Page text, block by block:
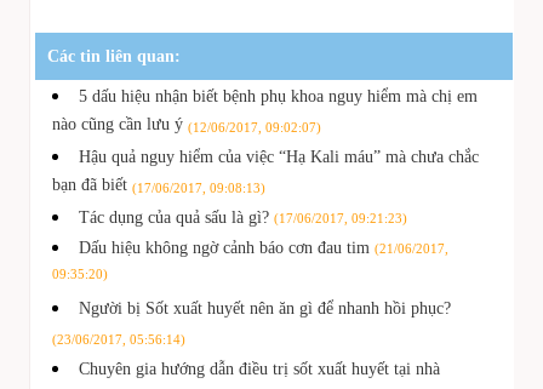
Các tin liên quan:
5 dấu hiệu nhận biết bệnh phụ khoa nguy hiểm mà chị em
nào cũng cần lưu ý (12/06/2017, 09:02:07)
Hậu quả nguy hiểm của việc “Hạ Kali máu” mà chưa chắc
bạn đã biết (17/06/2017, 09:08:13)
Tác dụng của quả sấu là gì? (17/06/2017, 09:21:23)
Dấu hiệu không ngờ cảnh báo cơn đau tim (21/06/2017,
09:35:20)
Người bị Sốt xuất huyết nên ăn gì để nhanh hồi phục?
(23/06/2017, 05:56:14)
Chuyên gia hướng dẫn điều trị sốt xuất huyết tại nhà